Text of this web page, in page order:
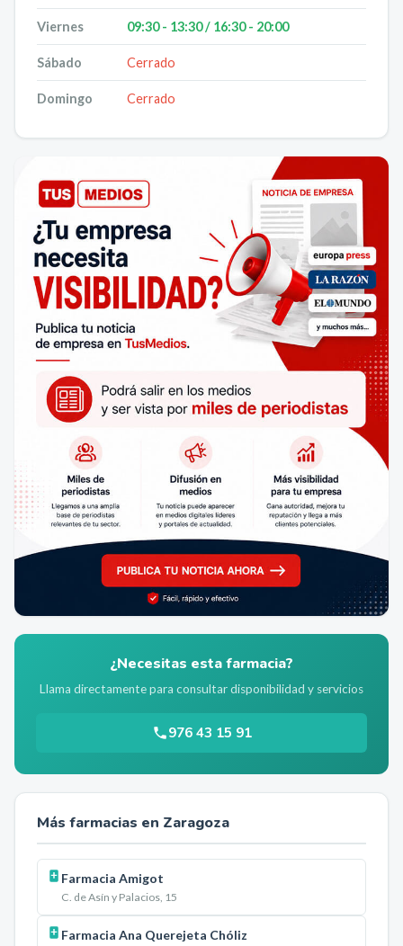
Viernes 09:30 - 13:30 / 16:30 - 20:00
Sábado Cerrado
Domingo Cerrado
¿Necesitas esta farmacia?
Llama directamente para consultar disponibilidad y servicios
976 43 15 91
Más farmacias en Zaragoza
Farmacia Amigot
C. de Asín y Palacios, 15
Farmacia Ana Querejeta Chóliz